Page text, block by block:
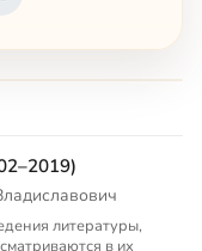
литературы,
в их